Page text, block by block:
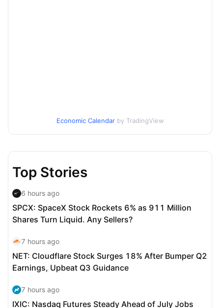
Economic Calendar by TradingView